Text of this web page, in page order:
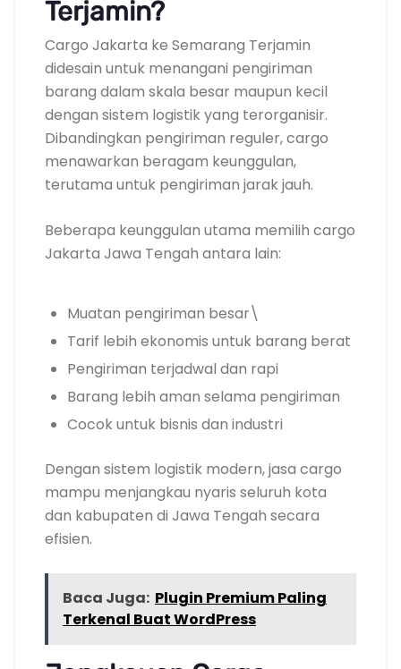
Terjamin?
Cargo Jakarta ke Semarang Terjamin
didesain untuk menangani pengiriman
barang dalam skala besar maupun kecil
dengan sistem logistik yang terorganisir.
Dibandingkan pengiriman reguler, cargo
menawarkan beragam keunggulan,
terutama untuk pengiriman jarak jauh.
Beberapa keunggulan utama memilih cargo
Jakarta Jawa Tengah antara lain:
Muatan pengiriman besar\
Tarif lebih ekonomis untuk barang berat
Pengiriman terjadwal dan rapi
Barang lebih aman selama pengiriman
Cocok untuk bisnis dan industri
Dengan sistem logistik modern, jasa cargo
mampu menjangkau nyaris seluruh kota
dan kabupaten di Jawa Tengah secara
efisien.
Baca Juga: Plugin Premium Paling
Terkenal Buat WordPress